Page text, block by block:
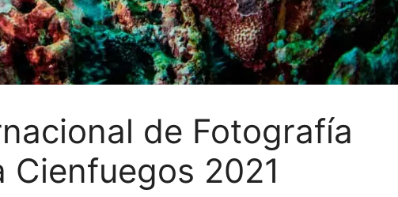
de Fotografía
Cienfuegos 2021